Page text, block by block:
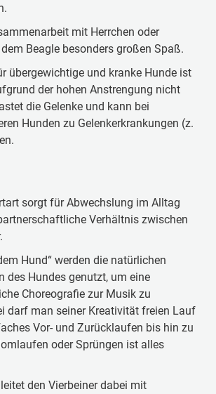
mit Herrchen oder
Beagle besonders großen Spaß.
übergewichtige und kranke Hunde ist
der hohen Anstrengung nicht
die Gelenke und kann bei
Hunden zu Gelenkerkrankungen (z.
sorgt für Abwechslung im Alltag
Verhältnis zwischen
Hund“ werden die natürlichen
des Hundes genutzt, um eine
Choreografie zur Musik zu
darf man seiner Kreativität freien Lauf
Vor- und Zurücklaufen bis hin zu
oder Sprüngen ist alles
den Vierbeiner dabei mit